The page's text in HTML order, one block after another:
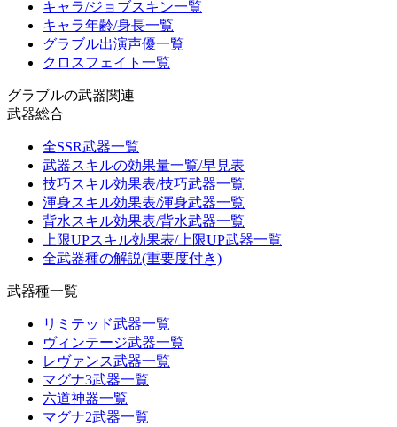
キャラ/ジョブスキン一覧
キャラ年齢/身長一覧
グラブル出演声優一覧
クロスフェイト一覧
グラブルの武器関連
武器総合
全SSR武器一覧
武器スキルの効果量一覧/早見表
技巧スキル効果表/技巧武器一覧
渾身スキル効果表/渾身武器一覧
背水スキル効果表/背水武器一覧
上限UPスキル効果表/上限UP武器一覧
全武器種の解説(重要度付き)
武器種一覧
リミテッド武器一覧
ヴィンテージ武器一覧
レヴァンス武器一覧
マグナ3武器一覧
六道神器一覧
マグナ2武器一覧